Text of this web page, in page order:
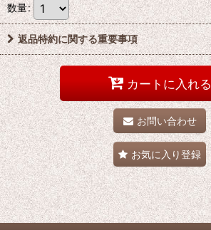
数量:
返品特約に関する重要事項
カートに入れる
お問い合わせ
お気に入り登録